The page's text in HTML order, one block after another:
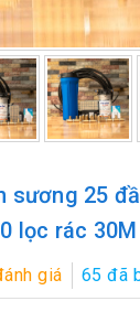
sương 25
lọc rác
giá 65 đã